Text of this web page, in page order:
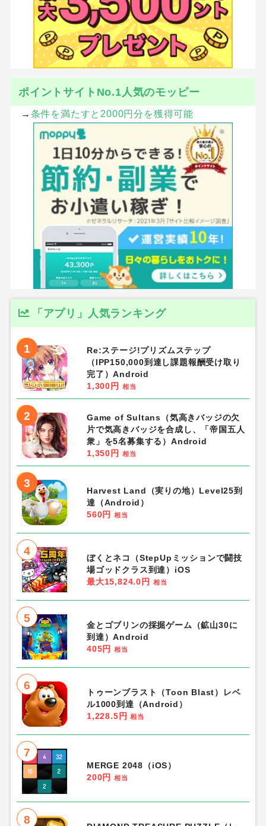
ポイントサイトNo.1人気のモッピー
→ 条件を満たすと2000円分を獲得可能
「アプリ」人気ランキング
1
Re:ステージ!プリズムステップ
（IPP150,000到達し課題報酬受け取り
完了）Android
1,300円
相当
2
Game of Sultans（気高きバッジの欠
片で気高きバッジを合成し、「帝国五人
衆」を5名募集する）Android
1,350円
相当
3
Harvest Land（実りの地）Level25到
達（Android）
560円
相当
4
ぼくとネコ（StepUpミッションで闘技
場ゴッドクラス到達）iOS
最大15,824.0円
相当
5
金とゴブリンの採掘ゲーム（鉱山30に
到達）Android
405円
相当
6
トゥーンブラスト（Toon Blast）レベ
ル1000到達（Android）
1,228.5円
相当
7
MERGE 2048（iOS）
200円
相当
8